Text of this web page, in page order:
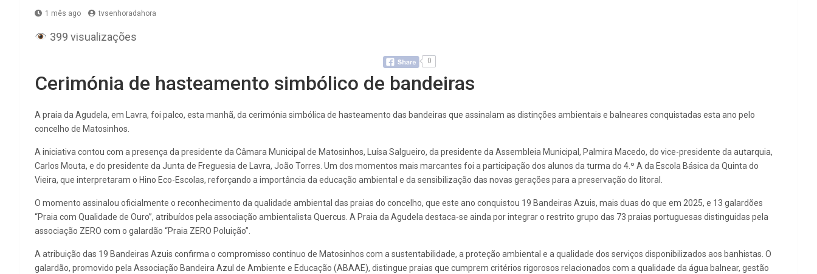
1 mês ago tvsenhoradahora
399 visualizações
0
Cerimónia de hasteamento simbólico de bandeiras
A praia da Agudela, em Lavra, foi palco, esta manhã, da cerimónia simbólica de hasteamento das bandeiras que assinalam as distinções ambientais e balneares conquistadas esta ano pelo
concelho de Matosinhos.
A iniciativa contou com a presença da presidente da Câmara Municipal de Matosinhos, Luísa Salgueiro, da presidente da Assembleia Municipal, Palmira Macedo, do vice-presidente da autarquia,
Carlos Mouta, e do presidente da Junta de Freguesia de Lavra, João Torres. Um dos momentos mais marcantes foi a participação dos alunos da turma do 4.º A da Escola Básica da Quinta do
Vieira, que interpretaram o Hino Eco-Escolas, reforçando a importância da educação ambiental e da sensibilização das novas gerações para a preservação do litoral.
O momento assinalou oficialmente o reconhecimento da qualidade ambiental das praias do concelho, que este ano conquistou 19 Bandeiras Azuis, mais duas do que em 2025, e 13 galardões
“Praia com Qualidade de Ouro”, atribuídos pela associação ambientalista Quercus. A Praia da Agudela destaca-se ainda por integrar o restrito grupo das 73 praias portuguesas distinguidas pela
associação ZERO com o galardão “Praia ZERO Poluição”.
A atribuição das 19 Bandeiras Azuis confirma o compromisso contínuo de Matosinhos com a sustentabilidade, a proteção ambiental e a qualidade dos serviços disponibilizados aos banhistas. O
galardão, promovido pela Associação Bandeira Azul de Ambiente e Educação (ABAAE), distingue praias que cumprem critérios rigorosos relacionados com a qualidade da água balnear, gestão